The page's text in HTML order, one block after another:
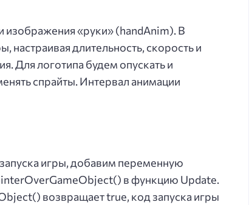
«руки» (handAnim). В
длительность, скорость и
Для логотипа будем опускать и
спрайты. Интервал анимации
игры, добавим переменную
в функцию Update.
возвращает true, код запуска игры